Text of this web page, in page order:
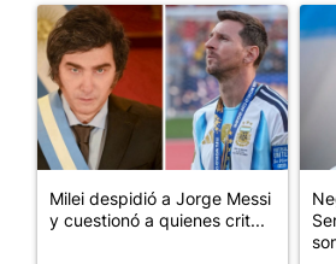
Un artículo de tendencia con el título
Milei despidió a Jorge Messi
y cuestionó a quienes crit...